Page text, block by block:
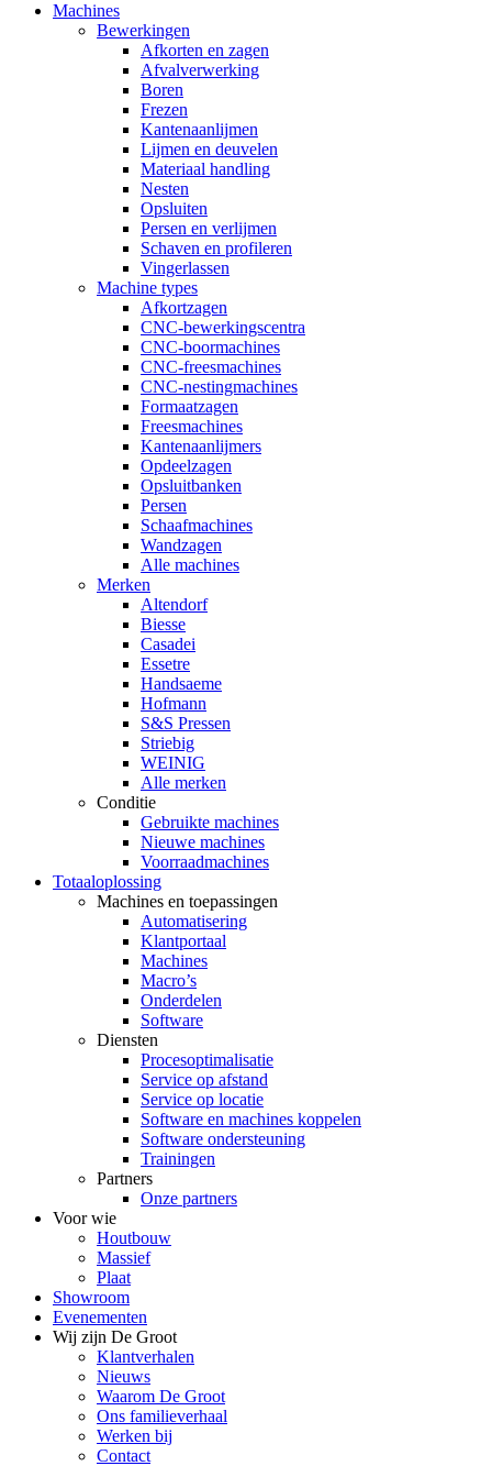
Machines
Bewerkingen
Afkorten en zagen
Afvalverwerking
Boren
Frezen
Kantenaanlijmen
Lijmen en deuvelen
Materiaal handling
Nesten
Opsluiten
Persen en verlijmen
Schaven en profileren
Vingerlassen
Machine types
Afkortzagen
CNC-bewerkingscentra
CNC-boormachines
CNC-freesmachines
CNC-nestingmachines
Formaatzagen
Freesmachines
Kantenaanlijmers
Opdeelzagen
Opsluitbanken
Persen
Schaafmachines
Wandzagen
Alle machines
Merken
Altendorf
Biesse
Casadei
Essetre
Handsaeme
Hofmann
S&S Pressen
Striebig
WEINIG
Alle merken
Conditie
Gebruikte machines
Nieuwe machines
Voorraadmachines
Totaaloplossing
Machines en toepassingen
Automatisering
Klantportaal
Machines
Macro’s
Onderdelen
Software
Diensten
Procesoptimalisatie
Service op afstand
Service op locatie
Software en machines koppelen
Software ondersteuning
Trainingen
Partners
Onze partners
Voor wie
Houtbouw
Massief
Plaat
Showroom
Evenementen
Wij zijn De Groot
Klantverhalen
Nieuws
Waarom De Groot
Ons familieverhaal
Werken bij
Contact